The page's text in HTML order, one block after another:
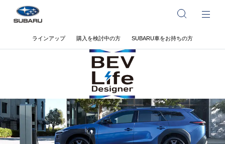
ラインアップ 購入を検討中の方 SUBARU車をお持ちの方